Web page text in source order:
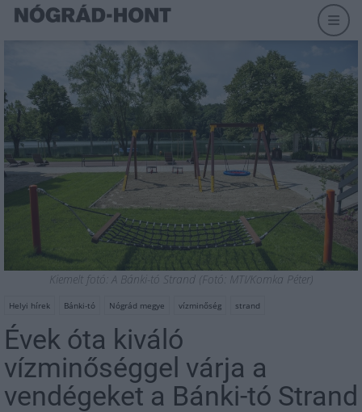
Kiemelt fotó: A Bánki-tó Strand (Fotó: MTI/Komka Péter)
Helyi hírek Bánki-tó Nógrád megye vízminőség strand
Évek óta kiváló
vízminőséggel várja a
vendégeket a Bánki-tó Strand